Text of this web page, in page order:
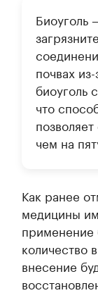
Биоуголь
почвах
биоуголь
что
чем на
Как ранее
медицины
применение
количество
внесение